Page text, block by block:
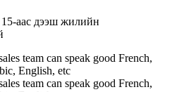
аас дээш жилийн